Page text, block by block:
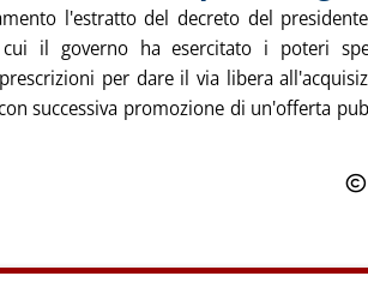
l'estratto del decreto del
il governo ha esercitato i poteri
per dare il via libera
successiva promozione di un'offerta